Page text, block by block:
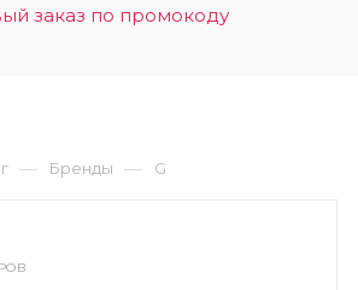
заказ по промокоду
— Бренды — G